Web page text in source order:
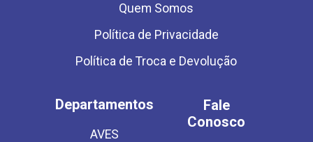
Quem Somos
Política de Privacidade
Política de Troca e Devolução
Departamentos
AVES
Fale
Conosco